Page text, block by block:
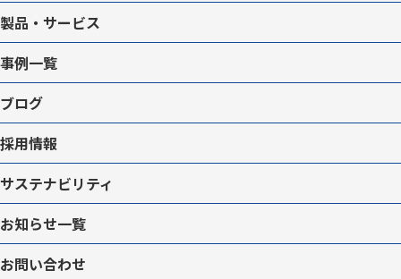
製品・サービス
事例一覧
ブログ
採用情報
サステナビリティ
お知らせ一覧
お問い合わせ